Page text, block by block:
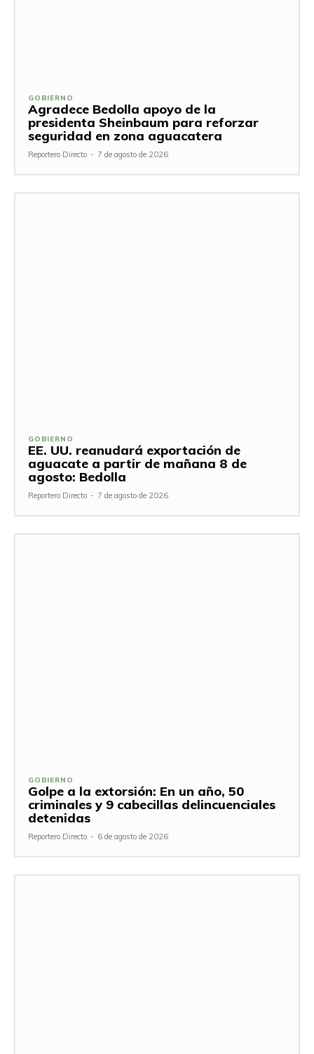
GOBIERNO
Agradece Bedolla apoyo de la
presidenta Sheinbaum para reforzar
seguridad en zona aguacatera
Reportero Directo - 7 de agosto de 2026
GOBIERNO
EE. UU. reanudará exportación de
aguacate a partir de mañana 8 de
agosto: Bedolla
Reportero Directo - 7 de agosto de 2026
GOBIERNO
Golpe a la extorsión: En un año, 50
criminales y 9 cabecillas delincuenciales
detenidas
Reportero Directo - 6 de agosto de 2026